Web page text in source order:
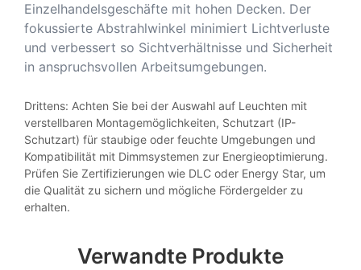
Einzelhandelsgeschäfte mit hohen Decken. Der
fokussierte Abstrahlwinkel minimiert Lichtverluste
und verbessert so Sichtverhältnisse und Sicherheit
in anspruchsvollen Arbeitsumgebungen.
Drittens: Achten Sie bei der Auswahl auf Leuchten mit
verstellbaren Montagemöglichkeiten, Schutzart (IP-
Schutzart) für staubige oder feuchte Umgebungen und
Kompatibilität mit Dimmsystemen zur Energieoptimierung.
Prüfen Sie Zertifizierungen wie DLC oder Energy Star, um
die Qualität zu sichern und mögliche Fördergelder zu
erhalten.
Verwandte Produkte